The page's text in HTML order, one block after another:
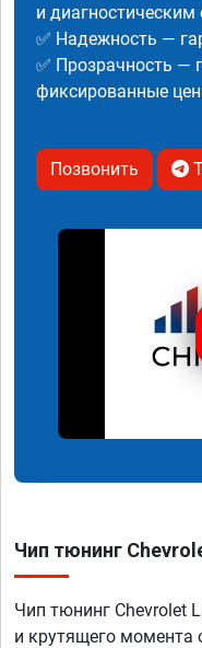
и
✅ Надежность —
✅ Прозрачность —
фиксированные
Позвонить
Чип тюнинг
Чип тюнинг Chevrolet
и крутящего момента